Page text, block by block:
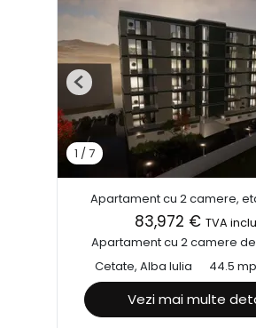
1 /7
Previous
Apartament cu 2 camere,
83,972 € TVA
Apartament cu 2 camere
Cetate, Alba Iulia
44.5 mp
Vezi mai multe